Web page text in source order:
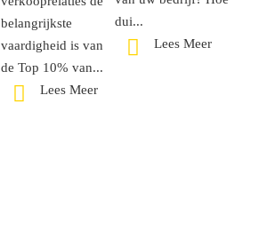
belangrijkste
vaardigheid is van
de Top 10% van...
Lees Meer
dui...
Lees Meer